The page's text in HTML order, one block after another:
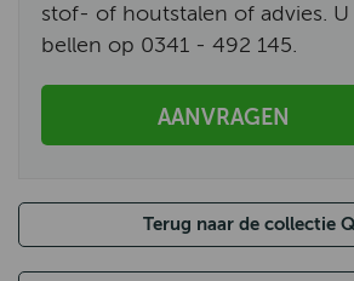
stof- of houtstalen of advies.
bellen op 0341 - 492 145.
AANVRAGEN
Terug naar de collectie